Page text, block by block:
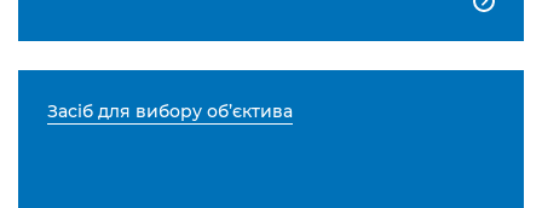
Засіб для вибору об’єктива